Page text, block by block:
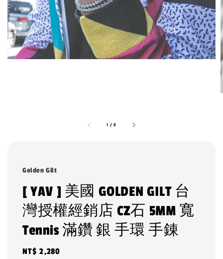
1 /8
Golden Gilt
[ YAV ] 美國 GOLDEN GILT 台
灣授權經銷店 CZ石 5MM 寬
Tennis 滿鑽 銀 手環 手錬
Regular
NT$ 2,280